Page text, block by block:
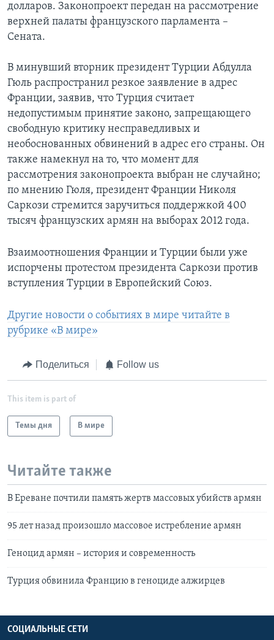
долларов. Законопроект передан на рассмотрение
верхней палаты французского парламента –
Сената.
В минувший вторник президент Турции Абдулла
Гюль распространил резкое заявление в адрес
Франции, заявив, что Турция считает
недопустимым принятие законо, запрещающего
свободную критику несправедливых и
необоснованных обвинений в адрес его страны. Он
также намекнул на то, что момент для
рассмотрения законопроекта выбран не случайно;
по мнению Гюля, президент Франции Николя
Саркози стремится заручиться поддержкой 400
тысяч французских армян на выборах 2012 года.
Взаимоотношения Франции и Турции были уже
испорчены протестом президента Саркози против
вступления Турции в Европейский Союз.
Другие новости о событиях в мире читайте в
рубрике «В мире»
Поделиться Follow us
This item is part of
Темы дня В мире
Читайте также
В Ереване почтили память жертв массовых убийств армян
95 лет назад произошло массовое истребление армян
Геноцид армян – история и современность
Турция обвинила Францию в геноциде алжирцев
СОЦИАЛЬНЫЕ СЕТИ